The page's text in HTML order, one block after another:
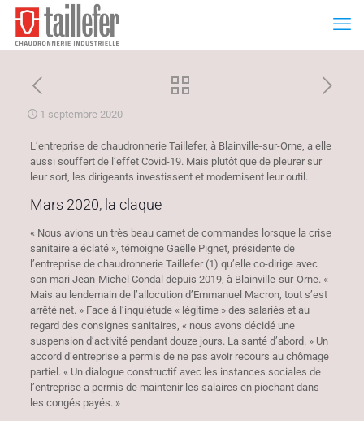
1 septembre 2020
L’entreprise de chaudronnerie Taillefer, à Blainville-sur-Orne, a elle
aussi souffert de l’effet Covid-19. Mais plutôt que de pleurer sur
leur sort, les dirigeants investissent et modernisent leur outil.
Mars 2020, la claque
« Nous avions un très beau carnet de commandes lorsque la crise
sanitaire a éclaté », témoigne Gaëlle Pignet, présidente de
l’entreprise de chaudronnerie Taillefer (1) qu’elle co-dirige avec
son mari Jean-Michel Condal depuis 2019, à Blainville-sur-Orne. «
Mais au lendemain de l’allocution d’Emmanuel Macron, tout s’est
arrêté net. » Face à l’inquiétude « légitime » des salariés et au
regard des consignes sanitaires, « nous avons décidé une
suspension d’activité pendant douze jours. La santé d’abord. » Un
accord d’entreprise a permis de ne pas avoir recours au chômage
partiel. « Un dialogue constructif avec les instances sociales de
l’entreprise a permis de maintenir les salaires en piochant dans
les congés payés. »